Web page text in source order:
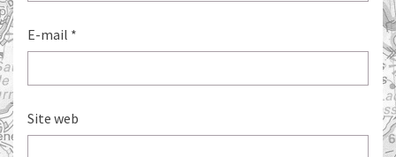
E-mail *
Site web